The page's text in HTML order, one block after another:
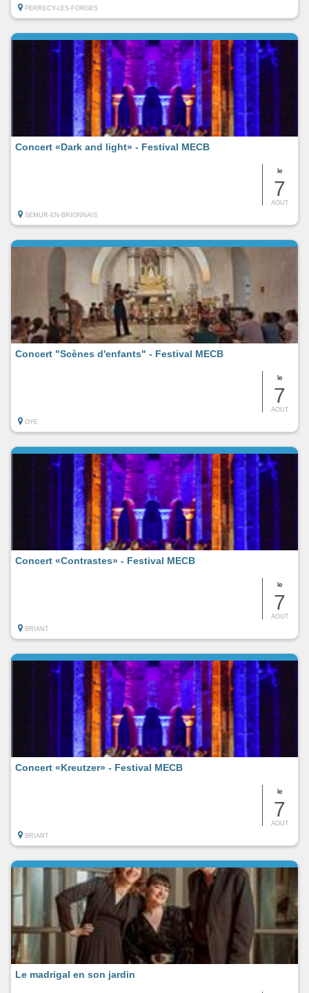
PERRECY-LES-FORGES
le
7
AOUT
Concert «Dark and light» - Festival MECB
SEMUR-EN-BRIONNAIS
le
7
AOUT
Concert "Scènes d'enfants" - Festival MECB
OYE
le
7
AOUT
Concert «Contrastes» - Festival MECB
BRIANT
le
7
AOUT
Concert «Kreutzer» - Festival MECB
BRIANT
Le madrigal en son jardin